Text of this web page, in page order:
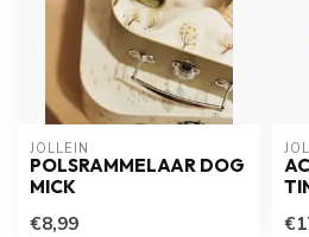
JOLLEIN
POLSRAMMELAAR DOG
MICK
€8,99